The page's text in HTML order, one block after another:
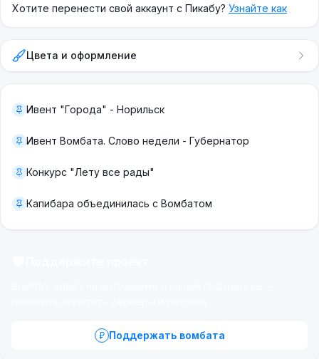
Хотите перенести свой аккаунт с Пикабу? Узнайте как
Цвета и оформление
Ивент "Города" - Норильск
Ивент Вомбата. Слово недели - Губернатор
Конкурс "Лету все рады"
Капибара объединилась с Вомбатом
Поддержать вомбата